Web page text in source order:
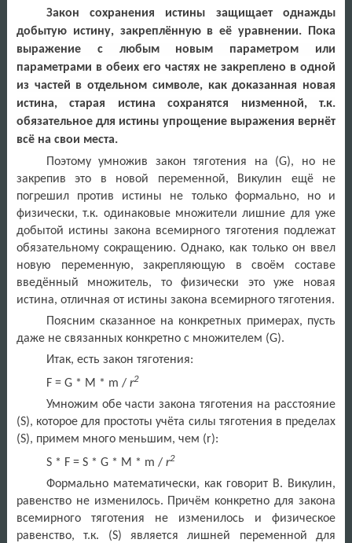
Закон сохранения истины защищает однажды
добытую истину, закреплённую в её уравнении.
Пока
выражение с любым новым параметром или
параметрами в обеих его частях не закреплено в одной
из частей в отдельном символе, как доказанная новая
истина, старая истина сохранятся низменной, т.к.
обязательное для истины упрощение выражения вернёт
всё на свои места.
Поэтому умножив закон тяготения на (G), но не
закрепив это в новой переменной, Викулин ещё не
погрешил против истины не только формально, но и
физически, т.к. одинаковые множители лишние для уже
добытой истины закона всемирного тяготения подлежат
обязательному сокращению. Однако, как только он ввел
новую переменную, закрепляющую в своём составе
введённый множитель, то физически это уже новая
истина, отличная от истины закона всемирного тяготения.
Поясним сказанное на конкретных примерах, пусть
даже не связанных конкретно с множителем (G).
Итак, есть закон тяготения:
F= G* M * m / r2
Умножим обе части закона тяготения на расстояние
(S), которое для простоты учёта силы тяготения в пределах
(S), примем много меньшим, чем (r):
S* F= S* G* M * m / r2
Формально математически, как говорит В. Викулин,
равенство не изменилось. Причём конкретно для закона
всемирного тяготения не изменилось и физическое
равенство, т.к. (S) является лишней переменной для